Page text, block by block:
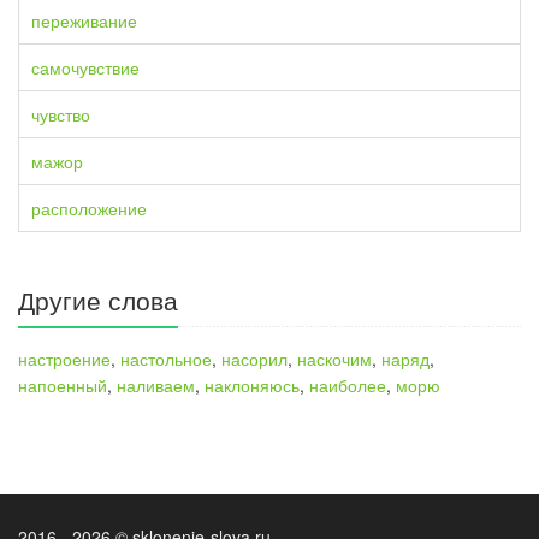
переживание
самочувствие
чувство
мажор
расположение
Другие слова
настроение, настольное, насорил, наскочим, наряд,
напоенный, наливаем, наклоняюсь, наиболее, морю